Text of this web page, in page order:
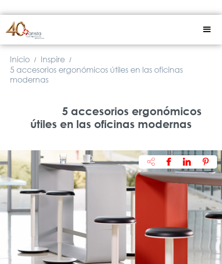
Inicio / Inspire /
5 accesorios ergonómicos útiles en las oficinas
modernas
5 accesorios ergonómicos
útiles en las oficinas modernas